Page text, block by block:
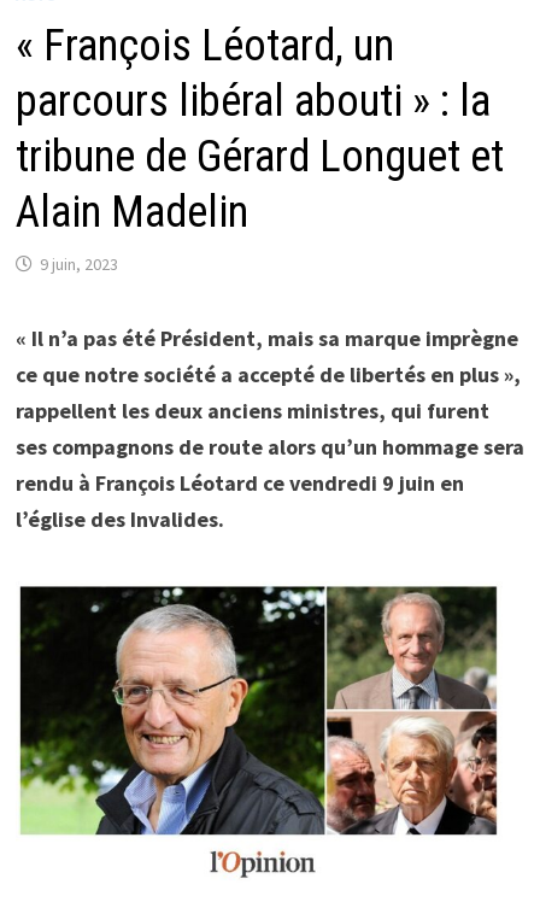
« François Léotard, un
parcours libéral abouti » : la
tribune de Gérard Longuet et
Alain Madelin
9 juin, 2023
« Il n’a pas été Président, mais sa marque imprègne
ce que notre société a accepté de libertés en plus »,
rappellent les deux anciens ministres, qui furent
ses compagnons de route alors qu’un hommage sera
rendu à François Léotard ce vendredi 9 juin en
l’église des Invalides.